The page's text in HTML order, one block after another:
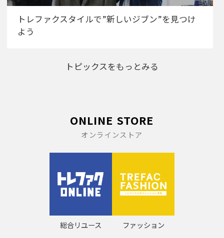
トレファクスタイルで”新しいジブン”を見つけ
よう
トピックスをもっとみる
ONLINE STORE
オンラインストア
総合リユース ファッション